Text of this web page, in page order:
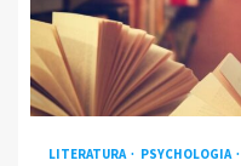
LITERATURA PSYCHOLOGIA